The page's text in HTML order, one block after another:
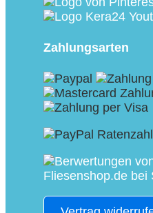
Zahlungsarten